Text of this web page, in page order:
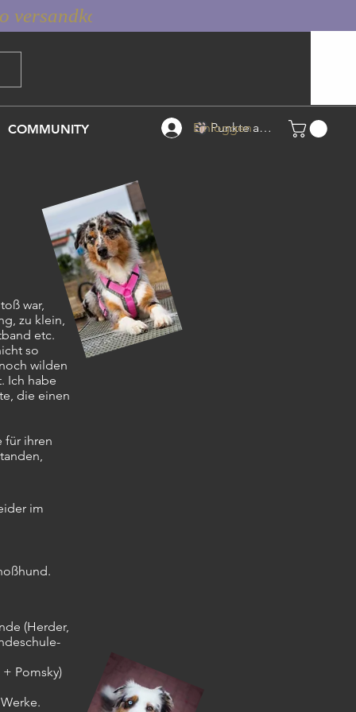
COMMUNITY Einloggen Punkte ansehen
war,
zu klein,
etc.
so
wilden
Ich habe
die einen
für ihren
im
(Herder,
Pomsky)